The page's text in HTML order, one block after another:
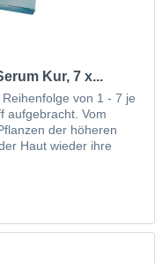
Kur, 7 x...
von 1 - 7 je
aufgebracht. Vom
der höheren
Haut wieder ihre